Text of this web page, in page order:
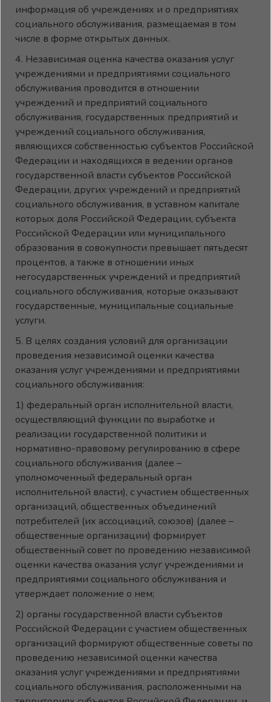
информация об учреждениях и о предприятиях
социального обслуживания, размещаемая в том
числе в форме открытых данных.
4. Независимая оценка качества оказания услуг
учреждениями и предприятиями социального
обслуживания проводится в отношении
учреждений и предприятий социального
обслуживания, государственных предприятий и
учреждений социального обслуживания,
являющихся собственностью субъектов Российской
Федерации и находящихся в ведении органов
государственной власти субъектов Российской
Федерации, других учреждений и предприятий
социального обслуживания, в уставном капитале
которых доля Российской Федерации, субъекта
Российской Федерации или муниципального
образования в совокупности превышает пятьдесят
процентов, а также в отношении иных
негосударственных учреждений и предприятий
социального обслуживания, которые оказывают
государственные, муниципальные социальные
услуги.
5. В целях создания условий для организации
проведения независимой оценки качества
оказания услуг учреждениями и предприятиями
социального обслуживания:
1) федеральный орган исполнительной власти,
осуществляющий функции по выработке и
реализации государственной политики и
нормативно-правовому регулированию в сфере
социального обслуживания (далее –
уполномоченный федеральный орган
исполнительной власти), с участием общественных
организаций, общественных объединений
потребителей (их ассоциаций, союзов) (далее –
общественные организации) формирует
общественный совет по проведению независимой
оценки качества оказания услуг учреждениями и
предприятиями социального обслуживания и
утверждает положение о нем;
2) органы государственной власти субъектов
Российской Федерации с участием общественных
организаций формируют общественные советы по
проведению независимой оценки качества
оказания услуг учреждениями и предприятиями
социального обслуживания, расположенными на